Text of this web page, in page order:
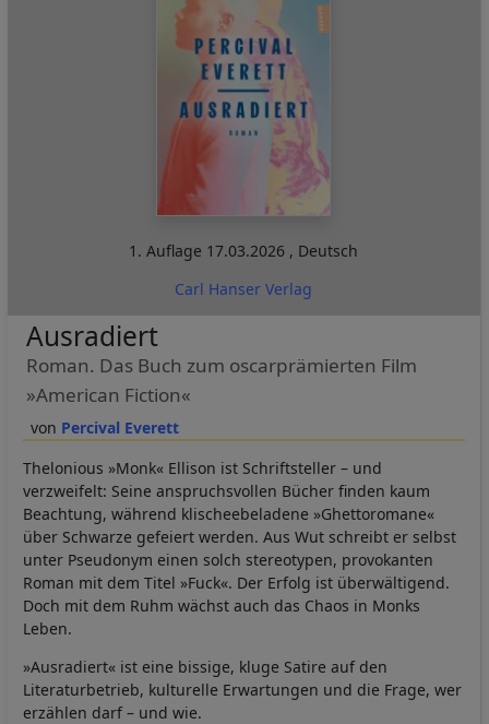
1. Auflage 17.03.2026 , Deutsch
Carl Hanser Verlag
Percival Everett
Ausradiert
Roman. Das Buch zum oscarprämierten Film
»American Fiction«
Thelonious »Monk« Ellison ist Schriftsteller – und
verzweifelt: Seine anspruchsvollen Bücher finden kaum
Beachtung, während klischeebeladene »Ghettoromane«
über Schwarze gefeiert werden. Aus Wut schreibt er selbst
unter Pseudonym einen solch stereotypen, provokanten
Roman mit dem Titel »Fuck«. Der Erfolg ist überwältigend.
Doch mit dem Ruhm wächst auch das Chaos in Monks
Leben.
»Ausradiert« ist eine bissige, kluge Satire auf den
Literaturbetrieb, kulturelle Erwartungen und die Frage, wer
erzählen darf – und wie.